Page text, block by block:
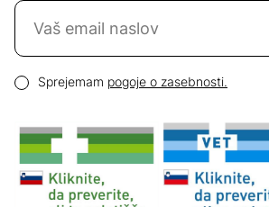
Naročite se na novice
Pogoji zasebnosti
Sprejemam pogoje o zasebnosti.